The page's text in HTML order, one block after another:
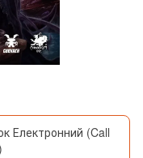
Електронний (Call